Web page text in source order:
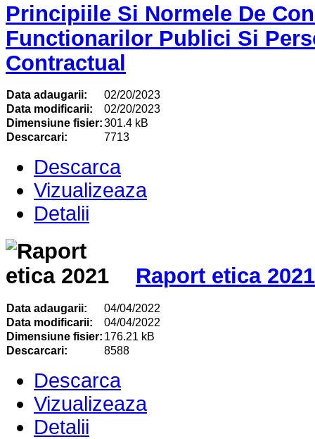
Principiile Si Normele De
Functionarilor Publici Si
Contractual
Data adaugarii:
02/20/2023
Data modificarii:
02/20/2023
Dimensiune fisier:301.4 kB
Descarcari:
7713
Descarca
Vizualizeaza
Detalii
Raport etica 2021
Data adaugarii:
04/04/2022
Data modificarii:
04/04/2022
Dimensiune fisier: 176.21 kB
Descarcari:
8588
Descarca
Vizualizeaza
Detalii